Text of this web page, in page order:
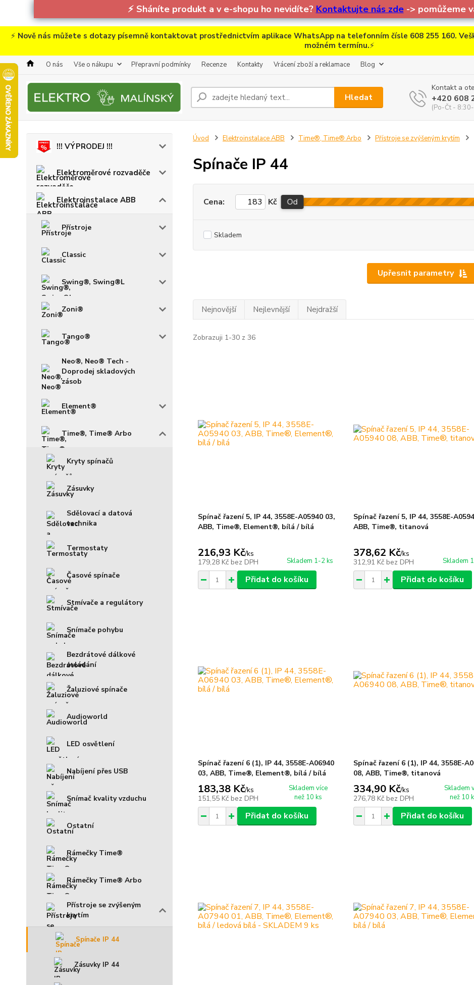
⚡ Sháníte produkt a v e-shopu ho nevidíte? Kontaktujte nás zde-> pomůžeme
⚡ Nově nás můžete s dotazy písemně kontaktovat prostřednictvím aplikace WhatsApp na telefonním čísle 608 255 160.
možném termínu.⚡
O nás Vše o nákupu Přepravní podmínky Recenze Kontakty Vrácení zboží a reklamace Blog
Hledat
Kontakt a
+420 608
(Po-Čt -
!!! VÝPRODEJ !!!
Elektroměrové rozvaděče
Elektroinstalace ABB
Přístroje
Classic
Swing®, Swing®L
Zoni®
Tango®
Neo®, Neo® Tech -
Doprodej skladových
zásob
Element®
Time®, Time® Arbo
Kryty spínačů
Zásuvky
Sdělovací a datová
technika
Termostaty
Časové spínače
Stmívače a regulátory
Snímače pohybu
Bezdrátové dálkové
ovládání
Žaluziové spínače
Audioworld
LED osvětlení
Nabíjení přes USB
Snímač kvality vzduchu
Ostatní
Rámečky Time®
Rámečky Time® Arbo
Přístroje se zvýšeným
krytím
Spínače IP 44
Zásuvky IP 44
Úvod Elektroinstalace ABB Time®, Time® Arbo Přístroje se zvýšeným krytím
Spínače IP 44
Upřesnit parametry
Cena: Kč Od
Skladem
Nejnovější Nejlevnější Nejdražší
Zobrazuji 1-30 z 36
Spínač řazení 5, IP 44, 3558E-A05940 03,
ABB, Time®, Element®, bílá / bílá
216,93 Kč/ks
179,28 Kč bez DPH Skladem 1-2 ks
Přidat do košíku
Spínač řazení 5, IP 44, 3558E-
ABB, Time®, titanová
378,62 Kč/ks
312,91 Kč bez DPH Skladem
Přidat do košíku
Spínač řazení 6 (1), IP 44, 3558E-A06940
03, ABB, Time®, Element®, bílá / bílá
183,38 Kč/ks
151,55 Kč bez DPH
Skladem více
než 10 ks
Přidat do košíku
Spínač řazení 6 (1), IP 44, 3558E-
08, ABB, Time®, titanová
334,90 Kč/ks
276,78 Kč bez DPH
Skladem
než 10
Přidat do košíku